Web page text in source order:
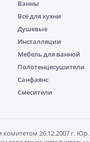
Ванны
Всё для кухни
Душевые
Инсталляции
Мебель для ванной
Полотенцесушители
Санфаянс
Смесители
26.12.2007 г. Юр.